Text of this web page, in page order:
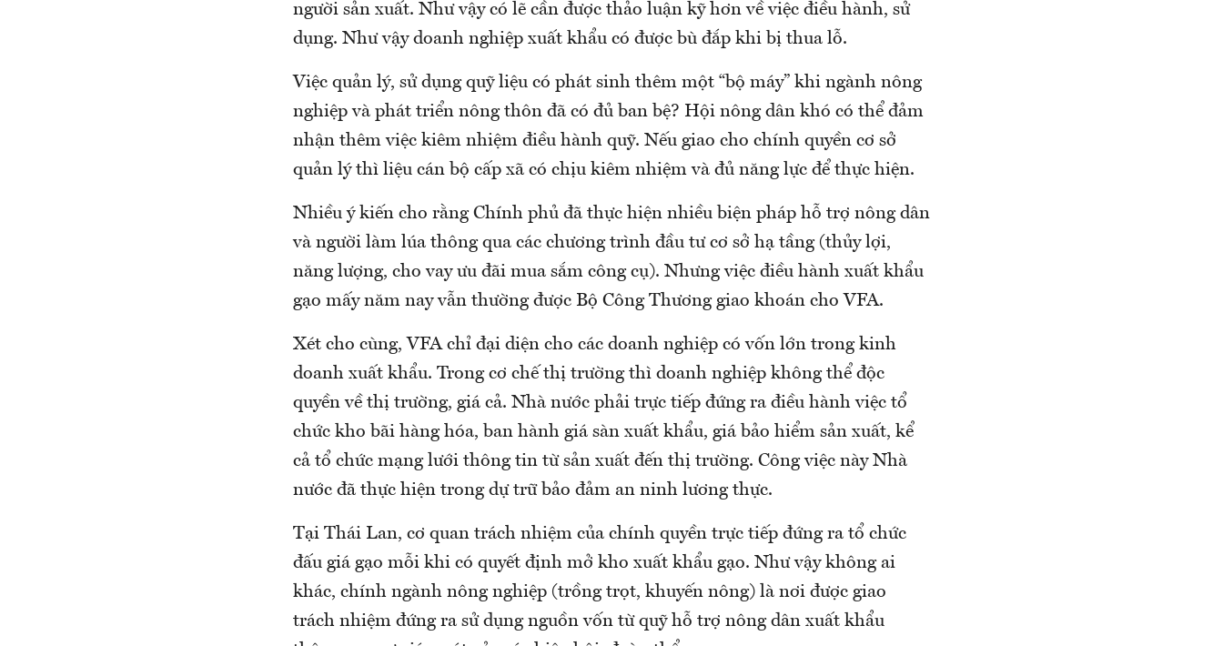
người sản xuất. Như vậy có lẽ cần được thảo luận kỹ hơn về việc điều hành, sử
dụng. Như vậy doanh nghiệp xuất khẩu có được bù đắp khi bị thua lỗ.
Việc quản lý, sử dụng quỹ liệu có phát sinh thêm một “bộ máy” khi ngành nông
nghiệp và phát triển nông thôn đã có đủ ban bệ? Hội nông dân khó có thể đảm
nhận thêm việc kiêm nhiệm điều hành quỹ. Nếu giao cho chính quyền cơ sở
quản lý thì liệu cán bộ cấp xã có chịu kiêm nhiệm và đủ năng lực để thực hiện.
Nhiều ý kiến cho rằng Chính phủ đã thực hiện nhiều biện pháp hỗ trợ nông dân
và người làm lúa thông qua các chương trình đầu tư cơ sở hạ tầng (thủy lợi,
năng lượng, cho vay ưu đãi mua sắm công cụ). Nhưng việc điều hành xuất khẩu
gạo mấy năm nay vẫn thường được Bộ Công Thương giao khoán cho VFA.
Xét cho cùng, VFA chỉ đại diện cho các doanh nghiệp có vốn lớn trong kinh
doanh xuất khẩu. Trong cơ chế thị trường thì doanh nghiệp không thể độc
quyền về thị trường, giá cả. Nhà nước phải trực tiếp đứng ra điều hành việc tổ
chức kho bãi hàng hóa, ban hành giá sàn xuất khẩu, giá bảo hiểm sản xuất, kể
cả tổ chức mạng lưới thông tin từ sản xuất đến thị trường. Công việc này Nhà
nước đã thực hiện trong dự trữ bảo đảm an ninh lương thực.
Tại Thái Lan, cơ quan trách nhiệm của chính quyền trực tiếp đứng ra tổ chức
đấu giá gạo mỗi khi có quyết định mở kho xuất khẩu gạo. Như vậy không ai
khác, chính ngành nông nghiệp (trồng trọt, khuyến nông) là nơi được giao
trách nhiệm đứng ra sử dụng nguồn vốn từ quỹ hỗ trợ nông dân xuất khẩu